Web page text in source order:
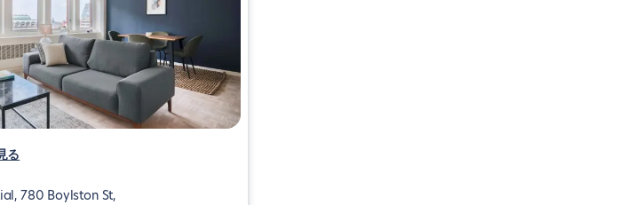
る
780 Boylston St,